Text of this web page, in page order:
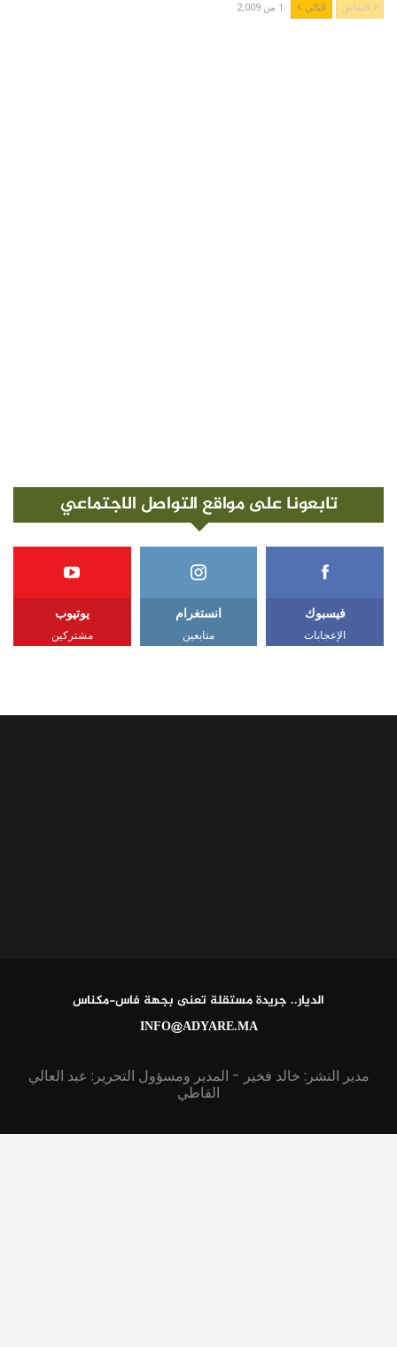
السابق التالي 1 من 2,009
تابعونا على مواقع التواصل الاجتماعي
فيسبوك
الإعجابات
انستغرام
متابعين
يوتيوب
مشتركين
الديار.. جريدة مستقلة تعنى بجهة فاس-مكناس
INFO@ADYARE.MA
مدير النشر: خالد فخير - المدير ومسؤول التحرير: عبد العالي
القاطي